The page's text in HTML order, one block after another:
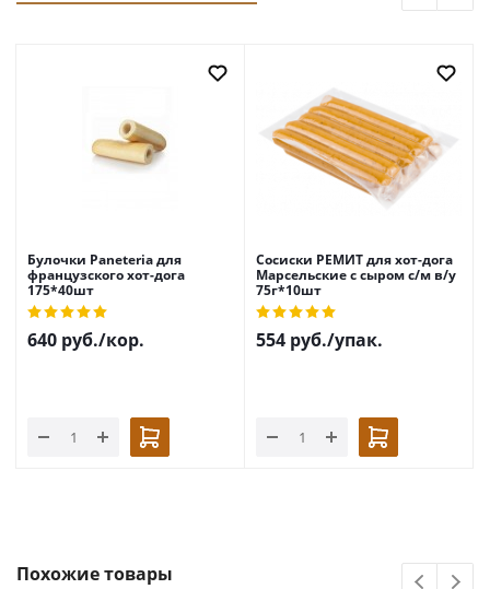
Булочки Paneteria для
французского хот-дога
175*40шт
640 руб./кор.
Сосиски РЕМИТ для хот-дога
Марсельские с сыром с/м в/у
75г*10шт
554 руб./упак.
Похожие товары